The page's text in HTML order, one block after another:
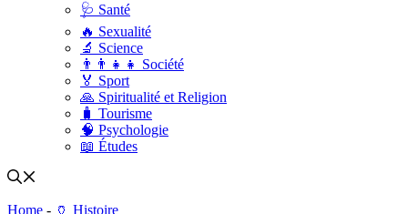
🩺 Santé
🔥 Sexualité
🔬 Science
👨‍👨‍👧‍👧 Société
🏅 Sport
🙏 Spiritualité et Religion
🧳 Tourisme
🧠 Psychologie
📖 Études
Home - 🏺 Histoire